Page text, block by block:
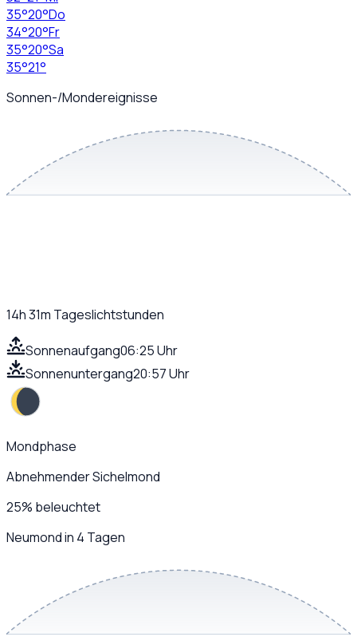
35°20°Do
34°20°Fr
35°20°Sa
35°21°
Sonnen-/Mondereignisse
14h 31m Tageslichtstunden
Sonnenaufgang06:25 Uhr
Sonnenuntergang20:57 Uhr
Mondphase
Abnehmender Sichelmond
25% beleuchtet
Neumond in 4 Tagen